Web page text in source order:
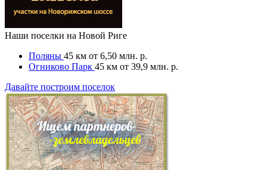
Наши поселки на Новой Риге
Поляны 45 км от 6,50 млн. р.
Огниково Парк 45 км от 39,9 млн. р.
Давайте построим поселок